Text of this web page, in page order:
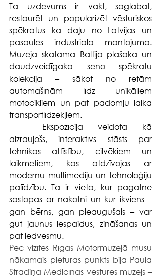
Tā uzdevums ir vākt, saglabāt,
restaurēt un popularizēt vēsturiskos
spēkratus kā daļu no Latvijas un
pasaules industriālā mantojuma.
Muzejā skatāma Baltijā plašākā un
daudzveidīgākā seno spēkratu
kolekcija – sākot no retām
automašīnām līdz unikāliem
motocikliem un pat padomju laika
transportlīdzekļiem.
aizraujošs, interaktīvs stāsts par
tehnikas attīstību, cilvēkiem un
laikmetiem, kas atdzīvojas ar
modernu multimediju un tehnoloģiju
palīdzību. Tā ir vieta, kur pagātne
sastopas ar nākotni un kur ikviens –
gan bērns, gan pieaugušais – var
gūt jaunus iespaidus, zināšanas un
pat iedvesmu.
Pēc vizītes Rīgas Motormuzejā mūsu
nākamais pieturas punkts bija Paula
Stradiņa Medicīnas vēstures muzejs –